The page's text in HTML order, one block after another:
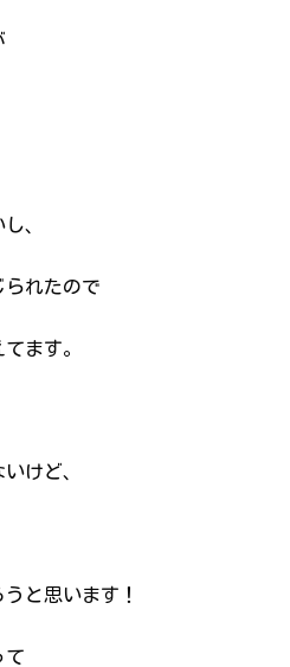
、
られたので
ます。
けど、
と思います！
て